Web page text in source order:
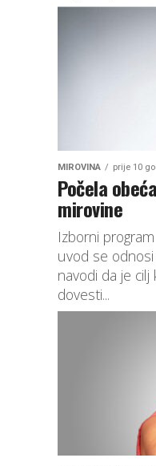
MIROVINA prije 10
Počela
mirovine
Izborni
uvod se
navodi da je
dovesti...